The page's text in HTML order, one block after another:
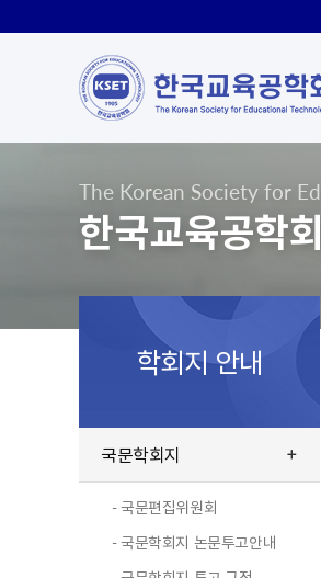
The Korean Society for
한국교육공학회
학회지 안내
국문학회지
- 국문편집위원회
- 국문학회지 논문투고안내